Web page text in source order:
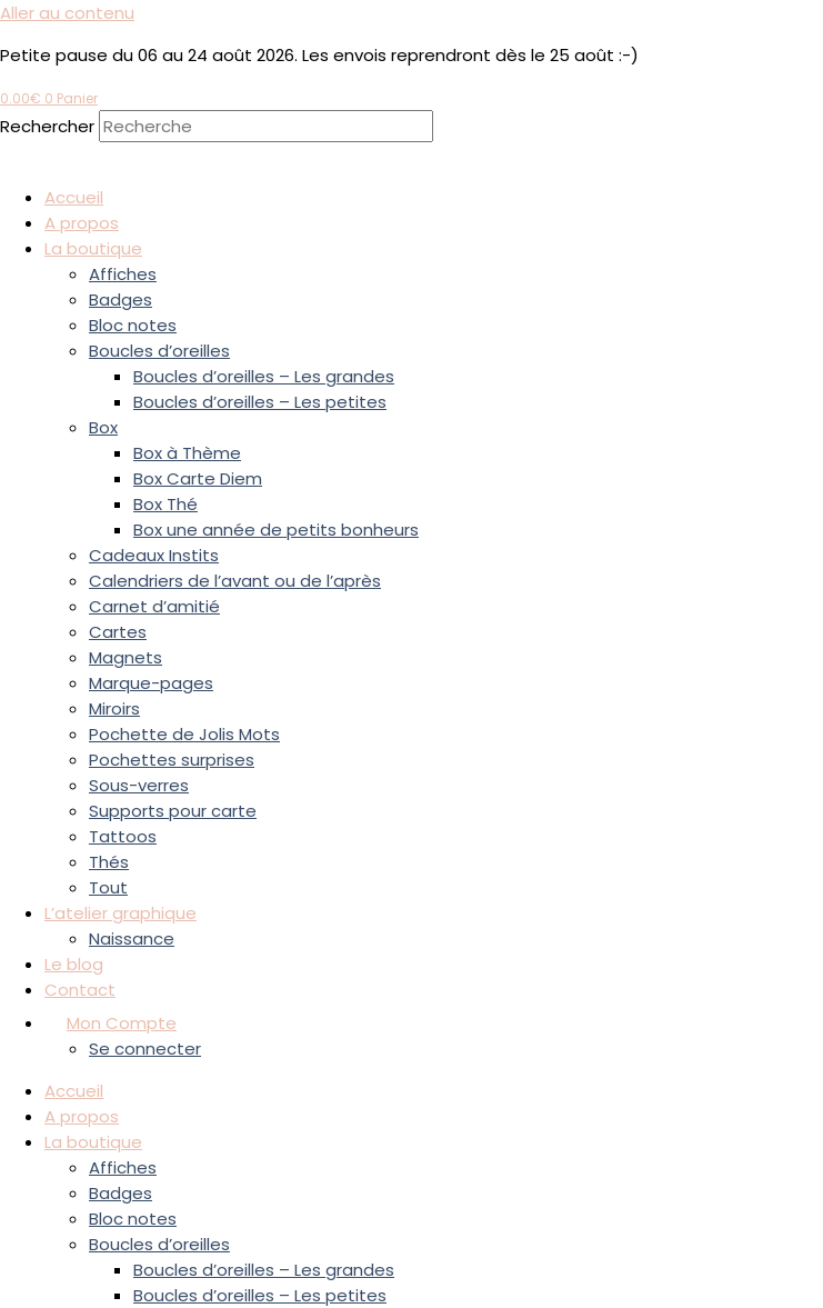
Aller au contenu
Petite pause du 06 au 24 août 2026. Les envois reprendront dès le 25 août :-)
0.00€ 0 Panier
Rechercher
Accueil
A propos
La boutique
Affiches
Badges
Bloc notes
Boucles d’oreilles
Boucles d’oreilles – Les grandes
Boucles d’oreilles – Les petites
Box
Box à Thème
Box Carte Diem
Box Thé
Box une année de petits bonheurs
Cadeaux Instits
Calendriers de l’avant ou de l’après
Carnet d’amitié
Cartes
Magnets
Marque-pages
Miroirs
Pochette de Jolis Mots
Pochettes surprises
Sous-verres
Supports pour carte
Tattoos
Thés
Tout
L’atelier graphique
Naissance
Le blog
Contact
Mon Compte
Se connecter
Accueil
A propos
La boutique
Affiches
Badges
Bloc notes
Boucles d’oreilles
Boucles d’oreilles – Les grandes
Boucles d’oreilles – Les petites